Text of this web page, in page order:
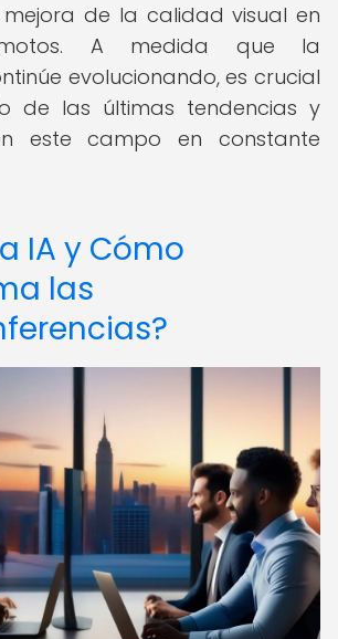
de la calidad visual en
A medida que la
evolucionando, es crucial
de las últimas tendencias y
este campo en constante
IA y Cómo
las